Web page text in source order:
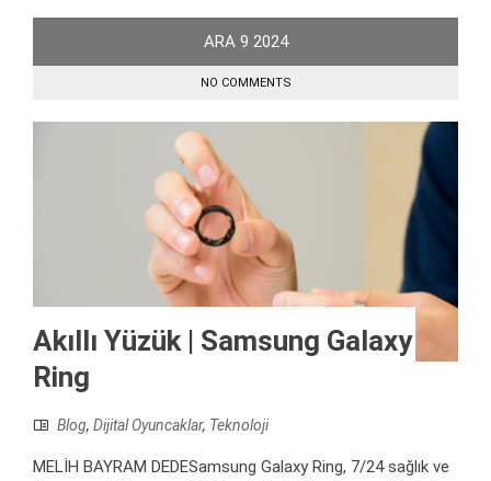
ARA 9 2024
NO COMMENTS
Akıllı Yüzük | Samsung Galaxy
Ring
Blog, Dijital Oyuncaklar, Teknoloji
MELİH BAYRAM DEDESamsung Galaxy Ring, 7/24 sağlık ve